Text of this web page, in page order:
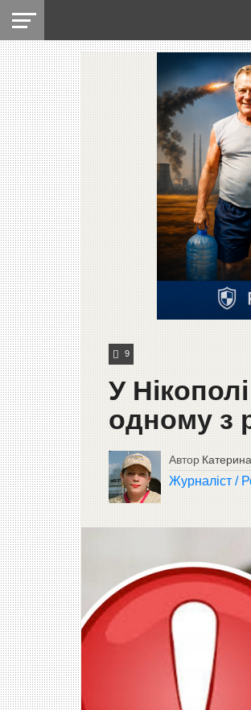
9
У
одному з
Автор
Журналіст /